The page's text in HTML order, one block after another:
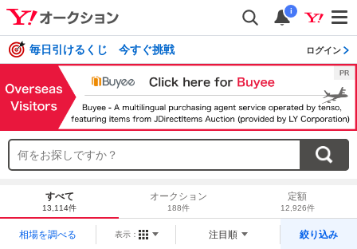
i
毎日引けるくじ 今すぐ挑戦 ログイン
すべて
13,114件
オークション
188件
定額
12,926件
相場を調べる 表示： 注目順 絞り込み